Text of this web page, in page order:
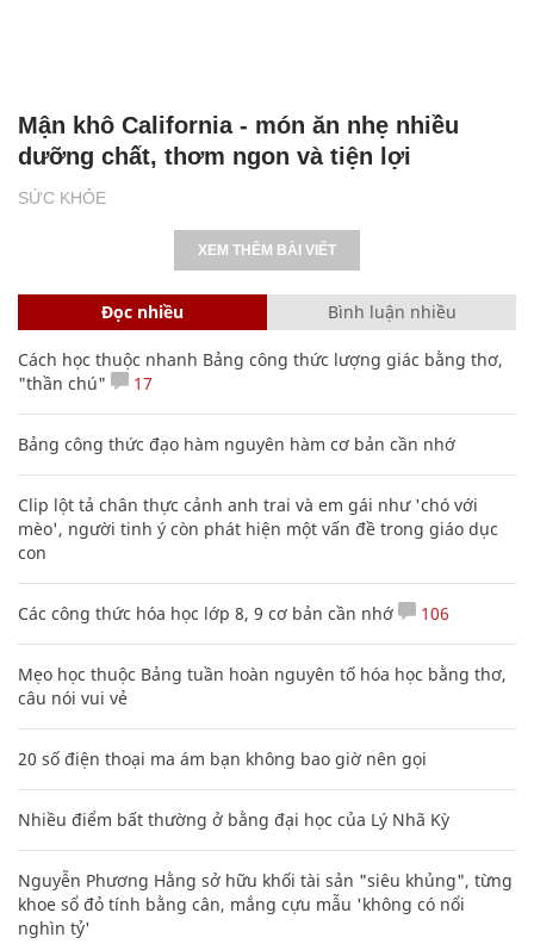
SỨC KHỎE
Mận khô California - món ăn nhẹ nhiều
dưỡng chất, thơm ngon và tiện lợi
XEM THÊM BÀI VIẾT
Đọc nhiều Bình luận nhiều
Cách học thuộc nhanh Bảng công thức lượng giác bằng thơ,
"thần chú"
17
Bảng công thức đạo hàm nguyên hàm cơ bản cần nhớ
Clip lột tả chân thực cảnh anh trai và em gái như 'chó với
mèo', người tinh ý còn phát hiện một vấn đề trong giáo dục
con
Các công thức hóa học lớp 8, 9 cơ bản cần nhớ 106
Mẹo học thuộc Bảng tuần hoàn nguyên tố hóa học bằng thơ,
câu nói vui vẻ
20 số điện thoại ma ám bạn không bao giờ nên gọi
Nhiều điểm bất thường ở bằng đại học của Lý Nhã Kỳ
Nguyễn Phương Hằng sở hữu khối tài sản "siêu khủng", từng
khoe sổ đỏ tính bằng cân, mắng cựu mẫu 'không có nổi
nghìn tỷ'